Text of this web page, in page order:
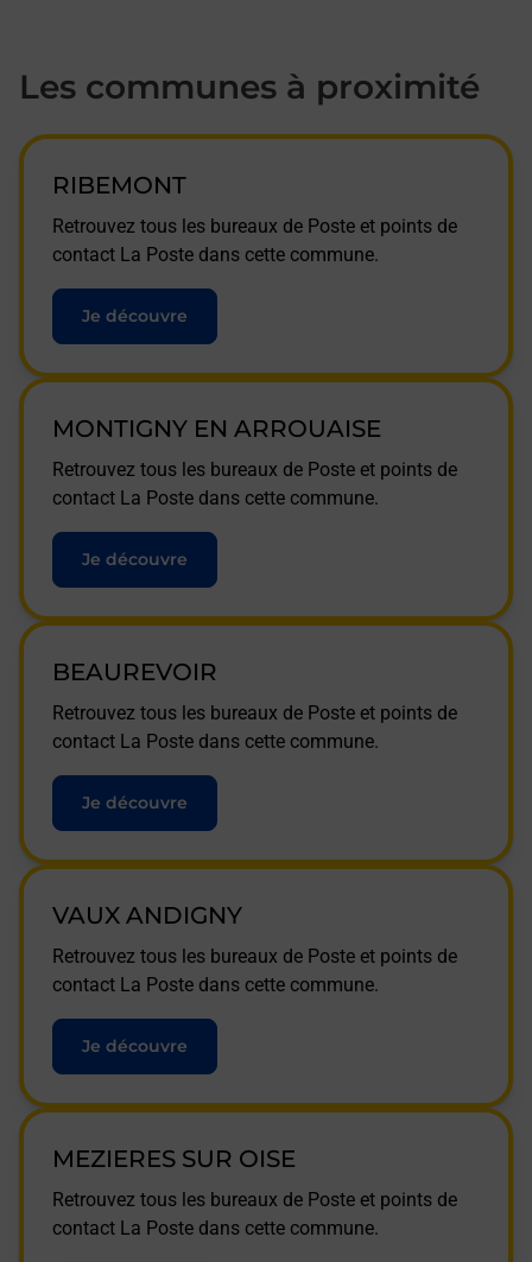
Les communes à proximité
RIBEMONT
Retrouvez tous les bureaux de Poste et points de
contact La Poste dans cette commune.
Je découvre
MONTIGNY EN ARROUAISE
Retrouvez tous les bureaux de Poste et points de
contact La Poste dans cette commune.
Je découvre
BEAUREVOIR
Retrouvez tous les bureaux de Poste et points de
contact La Poste dans cette commune.
Je découvre
VAUX ANDIGNY
Retrouvez tous les bureaux de Poste et points de
contact La Poste dans cette commune.
Je découvre
MEZIERES SUR OISE
Retrouvez tous les bureaux de Poste et points de
contact La Poste dans cette commune.